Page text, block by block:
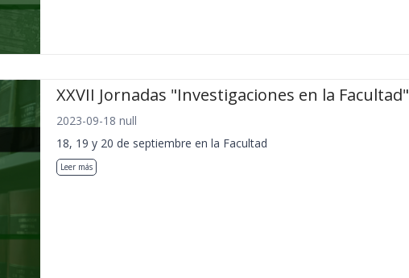
XXVII Jornadas "Investigaciones en la Facultad"
2023-09-18 null
18, 19 y 20 de septiembre en la Facultad
Leer más